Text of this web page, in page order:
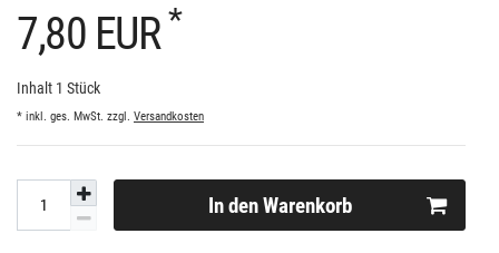
7,80 EUR*
Inhalt 1 Stück
* inkl. ges. MwSt. zzgl. Versandkosten
In den Warenkorb